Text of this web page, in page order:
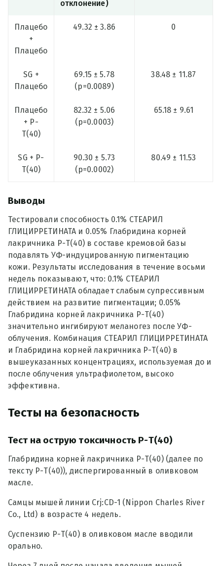
отклонение)
Плацебо
+
Плацебо
49.32 ± 3.86 0
SG +
Плацебо
69.15 ± 5.78
(p=0.0089)
38.48 ± 11.87
Плацебо
+ Р-
Т(40)
82.32 ± 5.06
(p=0.0003)
65.18 ± 9.61
SG + P-
T(40)
90.30 ± 5.73
(p=0.0002)
80.49 ± 11.53
Выводы
Тестировали способность 0.1% СТЕАРИЛ
ГЛИЦИРРЕТИНАТА и 0.05% Глабридина корней
лакричника Р-Т(40) в составе кремовой базы
подавлять УФ-индуцированную пигментацию
кожи. Результаты исследования в течение восьми
недель показывают, что: 0.1% СТЕАРИЛ
ГЛИЦИРРЕТИНАТА обладает слабым супрессивным
действием на развитие пигментации; 0.05%
Глабридина корней лакричника Р-Т(40)
значительно ингибируют меланогез после УФ-
облучения. Комбинация СТЕАРИЛ ГЛИЦИРРЕТИНАТА
и Глабридина корней лакричника Р-Т(40) в
вышеуказанных концентрациях, используемая до и
после облучения ультрафиолетом, высоко
эффективна.
Тесты на безопасность
Тест на острую токсичность Р-Т(40)
Глабридина корней лакричника Р-Т(40) (далее по
тексту Р-Т(40)), диспергированный в оливковом
масле.
Самцы мышей линии Crj:CD-1 (Nippon Charles River
Co., Ltd) в возрасте 4 недель.
Суспензию Р-Т(40) в оливковом масле вводили
орально.